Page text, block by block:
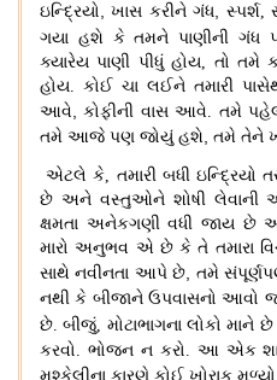
ઇન્દ્રિયો,ખાસ કરીને ગંધ, સ્પર્શ,
ગયા હશે કે તમને પાણીની
ક્યારેય પાણી પીધું હોય, તો તમે
હોય. કોઈ ચા લઈને તમારી
આવે,કોફીની વાસ આવે. તમે
તમે આજે પણ જોયું હશે, તમે તેને
એટલે કે, તમારી બધી ઇન્દ્રિયો
છે અને વસ્તુઓને શોષી લેવાની
ક્ષમતા અનેકગણી વધી જાય
મારો અનુભવ એ છે કે તે તમારા
સાથે નવીનતા આપે છે, તમે
નથી કે બીજાને ઉપવાસનો
છે.બીજું, મોટાભાગના લોકો માને છે
કરવો. ભોજન ન કરો. આ એક
મુશ્કેલીના કારણે કોઈ ખોરાક